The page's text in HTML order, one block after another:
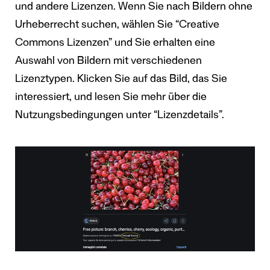
und andere Lizenzen. Wenn Sie nach Bildern ohne
Urheberrecht suchen, wählen Sie “Creative
Commons Lizenzen” und Sie erhalten eine
Auswahl von Bildern mit verschiedenen
Lizenztypen. Klicken Sie auf das Bild, das Sie
interessiert, und lesen Sie mehr über die
Nutzungsbedingungen unter “Lizenzdetails”.